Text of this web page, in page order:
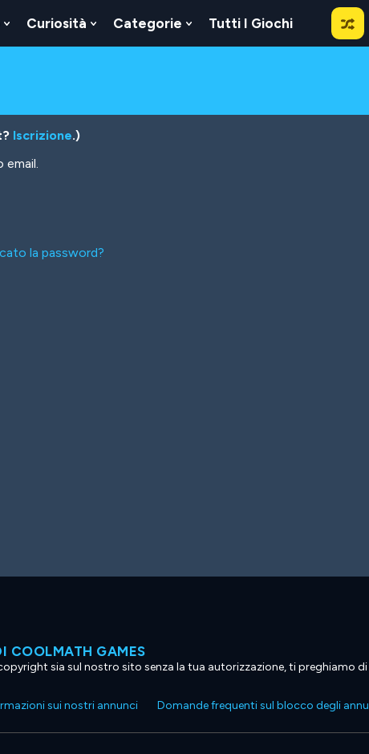
Show
Submenu
Curiosità
Show
Submenu
Categorie
Show
Submenu
Tutti I Giochi
Iscrizione.)
email.
la password?
COOLMATH GAMES
sia sul nostro sito senza la tua autorizzazione, ti preghiamo di
sui nostri annunci Domande frequenti sul blocco degli